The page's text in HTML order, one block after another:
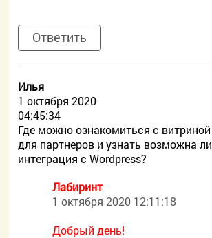
Ответить
Илья
1 октября 2020
04:45:34
Где можно ознакомиться с витриной
для партнеров и узнать возможна ли
интеграция с Wordpress?
Лабиринт
1 октября 2020 12:11:18
Добрый день!